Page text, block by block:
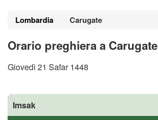
Lombardia Carugate
Orario preghiera a Carugate
Giovedì 21 Safar 1448
Imsak